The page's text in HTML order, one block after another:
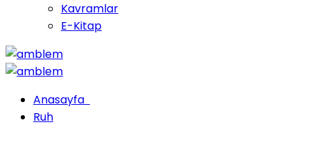
Kavramlar
E-Kitap
Anasayfa
Ruh